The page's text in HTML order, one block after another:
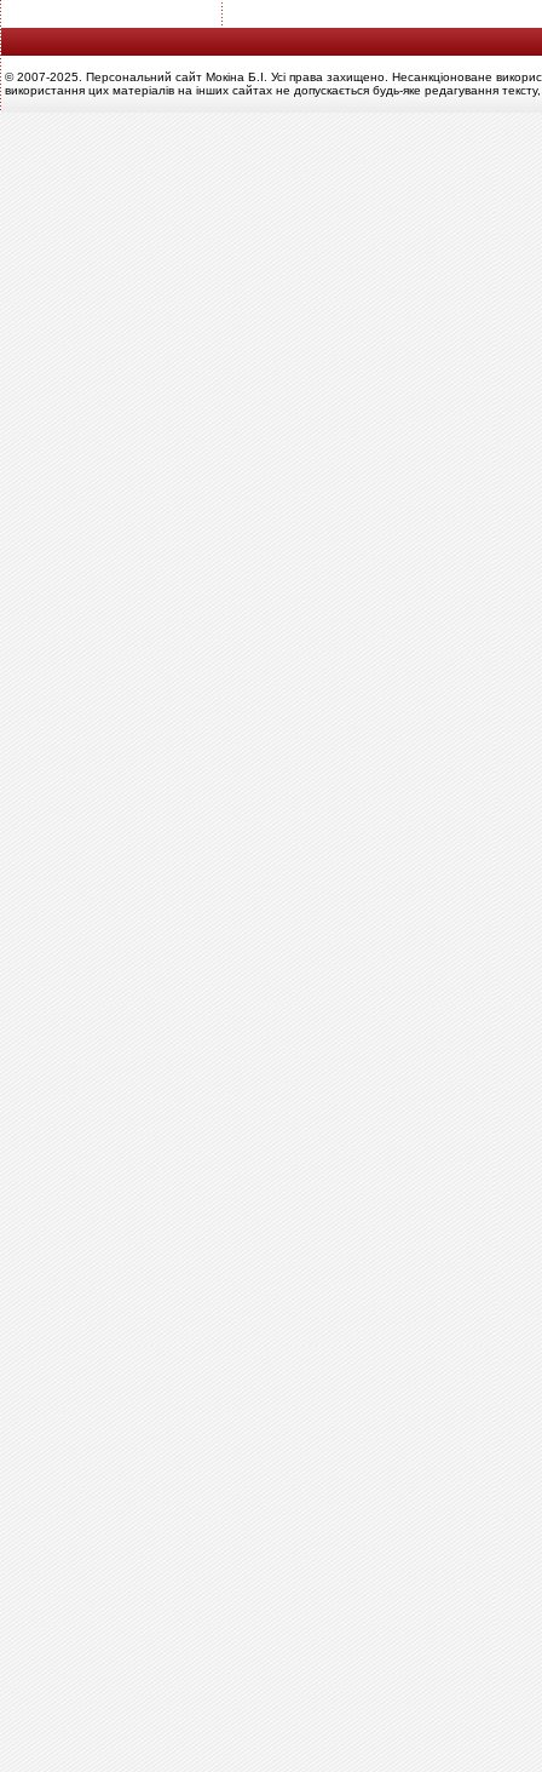
© 2007-2025. Персональний сайт Мокіна Б.І. Усі права захищено. Несанкціоноване
використання цих матеріалів на інших сайтах не допускається будь-яке редагування